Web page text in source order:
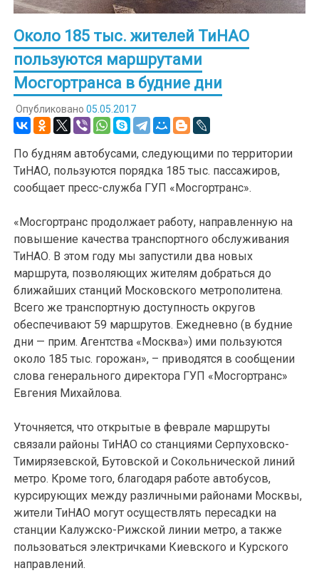
Около 185 тыс. жителей ТиНАО
пользуются маршрутами
Мосгортранса в будние дни
Опубликовано 05.05.2017
По будням автобусами, следующими по территории
ТиНАО, пользуются порядка 185 тыс. пассажиров,
сообщает пресс-служба ГУП «Мосгортранс».
«Мосгортранс продолжает работу, направленную на
повышение качества транспортного обслуживания
ТиНАО. В этом году мы запустили два новых
маршрута, позволяющих жителям добраться до
ближайших станций Московского метрополитена.
Всего же транспортную доступность округов
обеспечивают 59 маршрутов. Ежедневно (в будние
дни — прим. Агентства «Москва») ими пользуются
около 185 тыс. горожан», – приводятся в сообщении
слова генерального директора ГУП «Мосгортранс»
Евгения Михайлова.
Уточняется, что открытые в феврале маршруты
связали районы ТиНАО со станциями Серпуховско-
Тимирязевской, Бутовской и Сокольнической линий
метро. Кроме того, благодаря работе автобусов,
курсирующих между различными районами Москвы,
жители ТиНАО могут осуществлять пересадки на
станции Калужско-Рижской линии метро, а также
пользоваться электричками Киевского и Курского
направлений.